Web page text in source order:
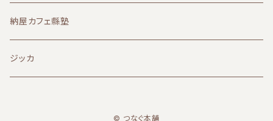
納屋カフェ縣塾
ジッカ
© つなぐ本舗